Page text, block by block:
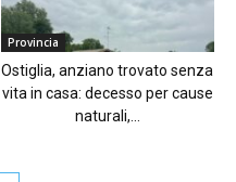
Provincia
Ostiglia, anziano trovato senza
vita in casa: decesso per cause
naturali,...